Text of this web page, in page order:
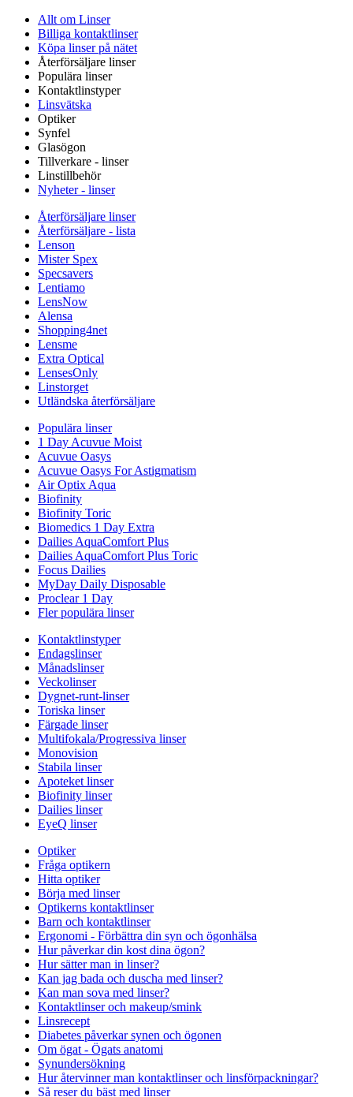
Allt om Linser
Billiga kontaktlinser
Köpa linser på nätet
Återförsäljare linser
Populära linser
Kontaktlinstyper
Linsvätska
Optiker
Synfel
Glasögon
Tillverkare - linser
Linstillbehör
Nyheter - linser
Återförsäljare linser
Återförsäljare - lista
Lenson
Mister Spex
Specsavers
Lentiamo
LensNow
Alensa
Shopping4net
Lensme
Extra Optical
LensesOnly
Linstorget
Utländska återförsäljare
Populära linser
1 Day Acuvue Moist
Acuvue Oasys
Acuvue Oasys For Astigmatism
Air Optix Aqua
Biofinity
Biofinity Toric
Biomedics 1 Day Extra
Dailies AquaComfort Plus
Dailies AquaComfort Plus Toric
Focus Dailies
MyDay Daily Disposable
Proclear 1 Day
Fler populära linser
Kontaktlinstyper
Endagslinser
Månadslinser
Veckolinser
Dygnet-runt-linser
Toriska linser
Färgade linser
Multifokala/Progressiva linser
Monovision
Stabila linser
Apoteket linser
Biofinity linser
Dailies linser
EyeQ linser
Optiker
Fråga optikern
Hitta optiker
Börja med linser
Optikerns kontaktlinser
Barn och kontaktlinser
Ergonomi - Förbättra din syn och ögonhälsa
Hur påverkar din kost dina ögon?
Hur sätter man in linser?
Kan jag bada och duscha med linser?
Kan man sova med linser?
Kontaktlinser och makeup/smink
Linsrecept
Diabetes påverkar synen och ögonen
Om ögat - Ögats anatomi
Synundersökning
Hur återvinner man kontaktlinser och linsförpackningar?
Så reser du bäst med linser